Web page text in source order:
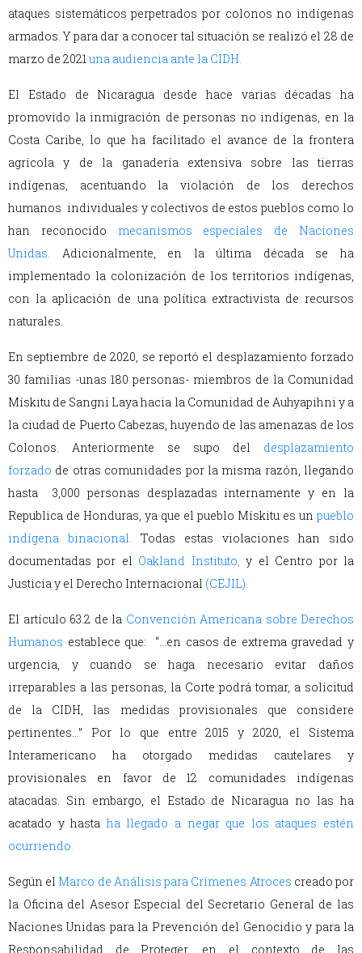
ataques sistemáticos perpetrados por colonos no indígenas
armados. Y para dar a conocer tal situación se realizó el 28 de
marzo de 2021una audiencia ante la CIDH.
El Estado de Nicaragua desde hace varias décadas ha
promovido la inmigración de personas no indígenas, en la
Costa Caribe, lo que ha facilitado el avance de la frontera
agrícola y de la ganadería extensiva sobre las tierras
indígenas, acentuando la violación de los derechos
humanos individuales y colectivos de estos pueblos como lo
han reconocido
mecanismos especiales de Naciones
Unidas. Adicionalmente, en la última década se ha
implementado la colonización de los territorios indígenas,
con la aplicación de una política extractivista de recursos
naturales.
En septiembre de 2020, se reportó el desplazamiento forzado
30 familias -unas 180 personas- miembros de la Comunidad
Mískitu de Sangni Laya hacia la Comunidad de Auhyapihni y a
la ciudad de Puerto Cabezas, huyendo de las amenazas de los
Colonos. Anteriormente se supo del
desplazamiento
forzado de otras comunidades por la misma razón, llegando
hasta 3,000 personas desplazadas internamente y en la
Republica de Honduras, ya que el pueblo Mískitu es un pueblo
indígena binacional. Todas estas violaciones han sido
documentadas por el Oakland Instituto,y el Centro por la
Justicia y el Derecho Internacional (CEJIL).
El artículo 63.2 de la Convención Americana sobre Derechos
Humanos establece que: “…en casos de extrema gravedad y
urgencia, y cuando se haga necesario evitar daños
irreparables a las personas, la Corte podrá tomar, a solicitud
de la CIDH, las medidas provisionales que considere
pertinentes…” Por lo que entre 2015 y 2020, el Sistema
Interamericano ha otorgado medidas cautelares y
provisionales en favor de 12 comunidades indígenas
atacadas. Sin embargo, el Estado de Nicaragua no las ha
acatado y hasta ha llegado a negar que los ataques estén
ocurriendo.
Según el Marco de Análisis para Crímenes Atroces creado por
la Oficina del Asesor Especial del Secretario General de las
Naciones Unidas para la Prevención del Genocidio y para la
Responsabilidad de Proteger, en el contexto de las